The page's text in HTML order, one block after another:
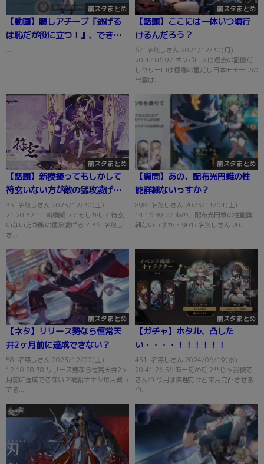
崩スタまとめ
【動画】隠しアチーブ『逃げる
は恥だが役に立つ！』、できた
ったwwwwww
...
崩スタまとめ
【話題】ここには一体いつ頃行
けるんだろう？
67: 名無しさん 2024/12/30(月)
20:47:06.97 オンパロスは過去の記憶だ
しヤリーロは極寒の星だし日本モチーフの
出雲は...
崩スタまとめ
【話題】新模擬ってもしかして
符玄いない方が敵の猛攻凌げ
る？
35: 名無しさん 2023/12/30(土)
21:20:32.11 新模擬ってもしかして符玄
いない方が敵の猛攻凌げる？ 36: 名無し
さ...
崩スタまとめ
【質問】あの、配布光円錐の性
能詳細ないっすか？
898: 名無しさん 2023/11/04(土)
14:16:39.77 あの、配布光円錐の性能詳
細ないっすか？ 901: 名無しさん 20...
崩スタまとめ
【ネタ】リリース勢なら恒常天
井2ヶ月前に達成できない？
58: 名無しさん 2023/12/02(土)
12:10:58.38 リリース勢なら恒常天井2ヶ
月前に達成できない？補給ナナシ毎月買っ
てる...
崩スタまとめ
【ガチャ】ホタル、凸した
い・・・・！！！！！！
451: 名無しさん 2024/06/19(水)
20:41:26.56 あーだめだ 2凸じゃ我慢で
きんわ 今月は無理だけど来月完凸させる
わ...